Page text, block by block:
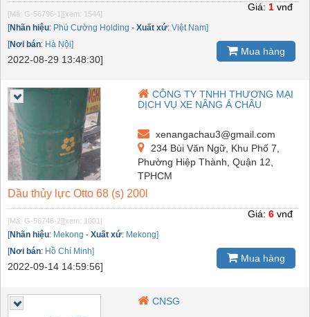
[Mã: G-56796-1][xem: 1544]
[Nhãn hiệu: Phú Cường Holding - Xuất xứ: Việt Nam]
[Nơi bán: Hà Nội]
2022-08-29 13:48:30]
Giá: 1 vnđ
Mua hàng
CÔNG TY TNHH THƯƠNG MẠI
DỊCH VỤ XE NÂNG Á CHÂU
xenangachau3@gmail.com
234 Bùi Văn Ngữ, Khu Phố 7,
Phường Hiệp Thành, Quận 12,
TPHCM
Dầu thủy lực Otto 68 (s) 200l
[Mã: G-56746-2][xem: 1001]
[Nhãn hiệu: Mekong - Xuất xứ: Mekong]
[Nơi bán: Hồ Chí Minh]
2022-09-14 14:59:56]
Giá: 6 vnđ
Mua hàng
CNSG